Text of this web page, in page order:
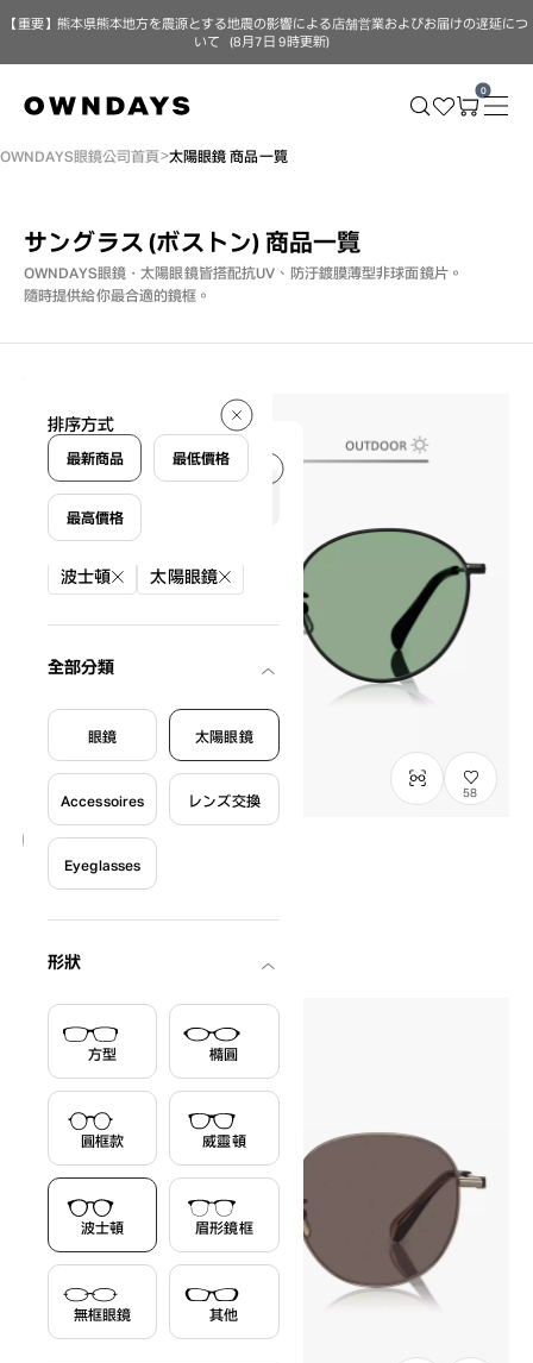
【重要】熊本県熊本地方を震源とする地震の影響による店舗営業およびお届けの遅延につ
いて（8月7日 9時更新）
0
OWNDAYS眼鏡公司首頁 太陽眼鏡 商品一覽
サングラス (ボストン) 商品一覽
OWNDAYS眼鏡・太陽眼鏡皆搭配抗UV、防汙鍍膜薄型非球面鏡片。
隨時提供給你最合適的鏡框。
9 件
篩選條件
波士頓 太陽眼鏡
全部分類
眼鏡 太陽眼鏡
Accessoires レンズ交換
Eyeglasses
形狀
方型 橢圓
圓框款 威靈頓
波士頓 眉形鏡框
無框眼鏡 其他
排序方式
最新商品 最低價格
最高價格
58
OWNDAYS | SUN
¥8,800